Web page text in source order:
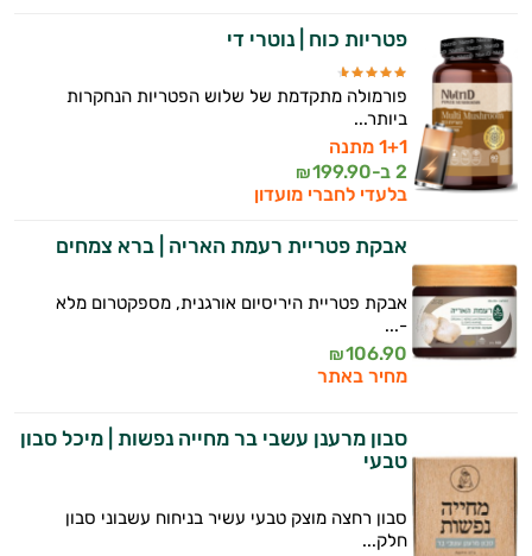
פטריות כוח | נוטרי די
פורמולה מתקדמת של שלוש הפטריות הנחקרות
ביותר...
1+1 מתנה
2 ב-
199.90
₪
בלעדי לחברי מועדון
אבקת פטריית רעמת האריה | ברא צמחים
אבקת פטריית היריסיום אורגנית, מספקטרום מלא
-...
106.90
₪
מחיר באתר
סבון מרענן עשבי בר מחייה נפשות | מיכל סבון
טבעי
סבון רחצה מוצק טבעי עשיר בניחוח עשבוני סבון
חלק...